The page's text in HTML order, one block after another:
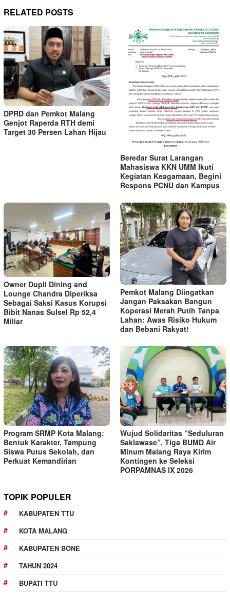
RELATED POSTS
DPRD dan Pemkot Malang
Genjot Raperda RTH demi
Target 30 Persen Lahan Hijau
Beredar Surat Larangan
Mahasiswa KKN UMM Ikuti
Kegiatan Keagamaan, Begini
Respons PCNU dan Kampus
Owner Dupli Dining and
Lounge Chandra Diperiksa
Sebagai Saksi Kasus Korupsi
Bibit Nanas Sulsel Rp 52,4
Miliar
Pemkot Malang Diingatkan
Jangan Paksakan Bangun
Koperasi Merah Putih Tanpa
Lahan: Awas Risiko Hukum
dan Bebani Rakyat!
Program SRMP Kota Malang:
Bentuk Karakter, Tampung
Siswa Putus Sekolah, dan
Perkuat Kemandirian
Wujud Solidaritas “Seduluran
Saklawase”, Tiga BUMD Air
Minum Malang Raya Kirim
Kontingen ke Seleksi
PORPAMNAS IX 2026
TOPIK POPULER
KABUPATEN TTU
KOTA MALANG
KABUPATEN BONE
TAHUN 2024
BUPATI TTU